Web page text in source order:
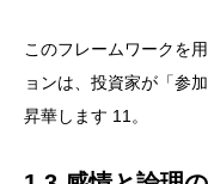
このフレームワークを
ョンは、投資家が「参
昇華します 11。